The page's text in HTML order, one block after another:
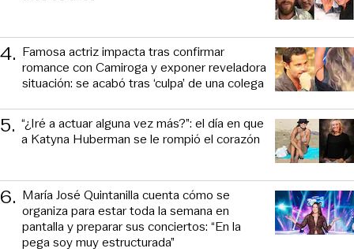
4. Famosa actriz impacta tras confirmar
romance con Camiroga y exponer reveladora
situación: se acabó tras ‘culpa’ de una colega
5. “¿Iré a actuar alguna vez más?”: el día en que
a Katyna Huberman se le rompió el corazón
6. María José Quintanilla cuenta cómo se
organiza para estar toda la semana en
pantalla y preparar sus conciertos: “En la
pega soy muy estructurada”